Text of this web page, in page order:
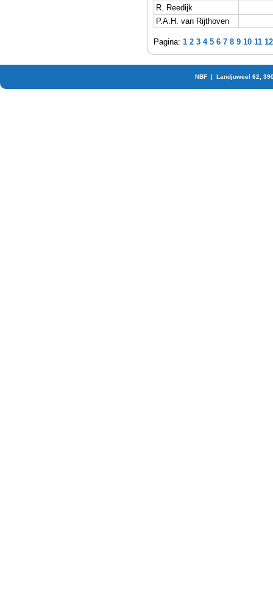
R. Reedijk
P.A.H. van Rijthoven
Pagina: 1 2 3 4 5 6 7 8 9 10 11 12
NBF | Landjuweel 62,